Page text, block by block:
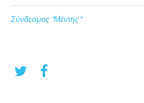
Σύνδεσμος "Μέντης"